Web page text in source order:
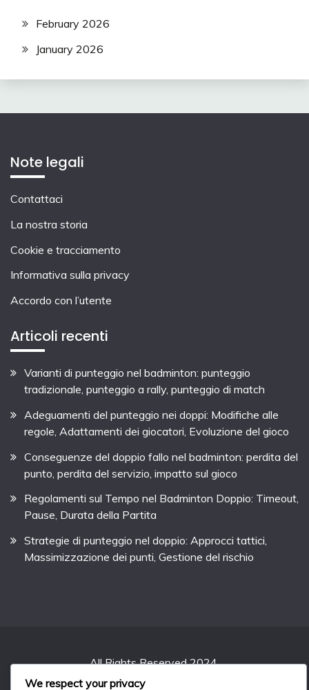
February 2026
January 2026
Note legali
Contattaci
La nostra storia
Cookie e tracciamento
Informativa sulla privacy
Accordo con l’utente
Articoli recenti
Varianti di punteggio nel badminton: punteggio
tradizionale, punteggio a rally, punteggio di match
Adeguamenti del punteggio nei doppi: Modifiche alle
regole, Adattamenti dei giocatori, Evoluzione del gioco
Conseguenze del doppio fallo nel badminton: perdita del
punto, perdita del servizio, impatto sul gioco
Regolamenti sul Tempo nel Badminton Doppio: Timeout,
Pause, Durata della Partita
Strategie di punteggio nel doppio: Approcci tattici,
Massimizzazione dei punti, Gestione del rischio
All Rights Reserved 2024.
Proudly powered by WordPress
We respect your privacy